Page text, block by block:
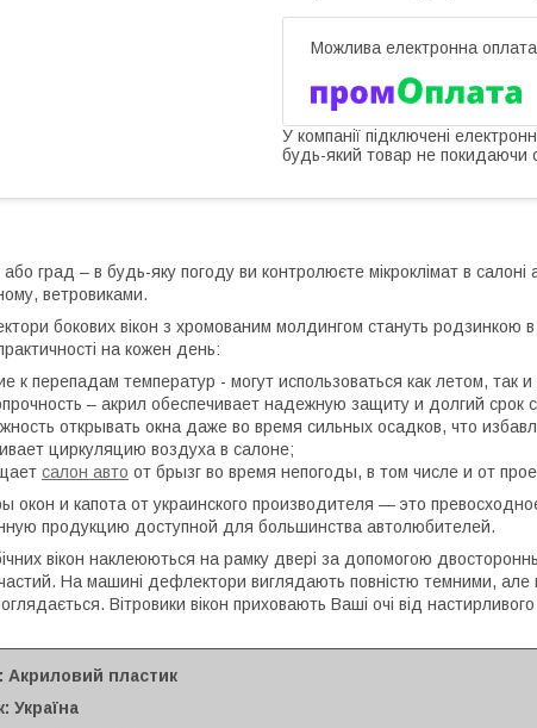
У компанії підключені
будь-який товар не покидаючи
град – в будь-яку погоду ви контролюєте мікроклімат в
ветровиками.
бокових вікон з хромованим молдингом стануть родзинкою
на кожен день:
к перепадам температур - могут использоваться как летом, так
– акрил обеспечивает надежную защиту и долгий срок
открывать окна даже во время сильных осадков, что
циркуляцию воздуха в салоне;
салон авто от брызг во время непогоды, в том числе и от
окон и капота от украинского производителя — это
продукцию доступной для большинства автолюбителей.
вікон наклеюються на рамку двері за допомогою
На машині дефлектори виглядають повністю темними,
Вітровики вікон приховають Ваші очі від
Акриловий пластик
Україна